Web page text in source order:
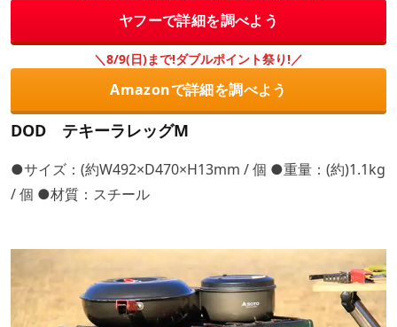
ヤフーで詳細を調べよう
＼8/9(日)まで!ダブルポイント祭り!／
Amazonで詳細を調べよう
DOD テキーラレッグM
●サイズ：(約W492×D470×H13mm / 個 ●重量：(約)1.1kg
/ 個 ●材質：スチール